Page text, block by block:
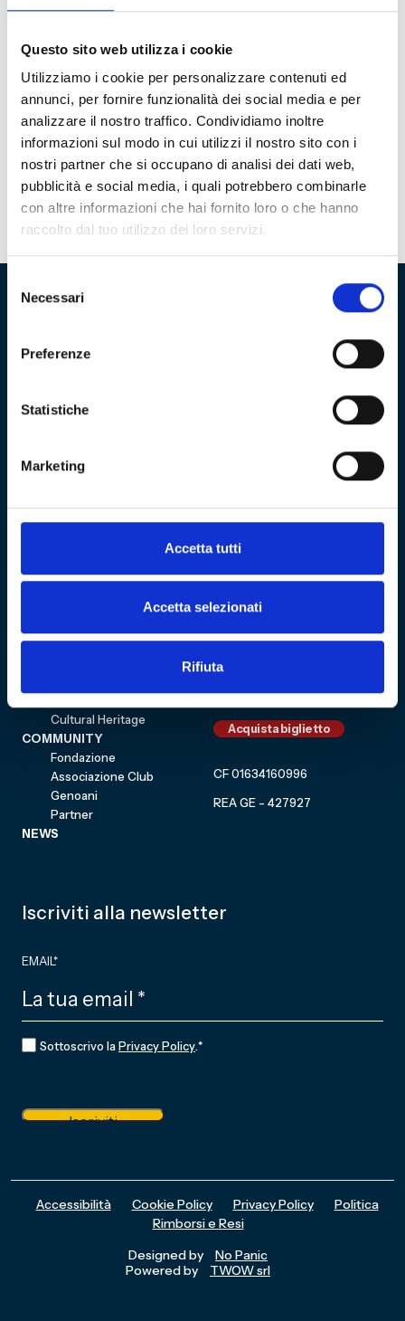
Questo sito web utilizza i cookie
Utilizziamo i cookie per personalizzare contenuti ed
annunci, per fornire funzionalità dei social media e per
analizzare il nostro traffico. Condividiamo inoltre
informazioni sul modo in cui utilizzi il nostro sito con i
nostri partner che si occupano di analisi dei dati web,
pubblicità e social media, i quali potrebbero combinarle
con altre informazioni che hai fornito loro o che hanno
raccolto dal tuo utilizzo dei loro servizi.
delNecessari
Preferenze
Statistiche
Marketing
Accetta tutti
Accetta selezionati
Rifiuta
Women e Sassuolo Femminile, in base a quel criterio il
perfetta parità – 3-1 all’andata e 1-3 al ritorno – e in
Nell’unico precedente tra Genoa Women e Juventus
Women le bianconere hanno vinto per 2-0 al
“Vittorio Pozzo” di Biella domenica 16 novembre 2025.
Come è riuscito con il pareggio contro
le Ducali a interrompere a quota cinque la serie delle
sconfitte consecutive, il Genoa Women nel
confronto con la squadra campione d’Italia si augura di
fare altrettanto con la «serie nera» di
quelle casalinghe.
Fondazione Genoa 1893 ETS
Via al Porto Antico 4 | 16128 Genova
info@fondazionegenoa.com
Mostre e percorsi
Cultural Heritage
COMMUNITY
Fondazione
Associazione Club
Genoani
Partner
NEWS
Education
Sostienici
Carrello
Sezione personale
Acquista biglietto
CF 01634160996
REA GE - 427927
Iscriviti alla newsletter
EMAIL*
CONSENSO*
Sottoscrivo laPrivacy Policy.*
Iscriviti
Accessibilità Cookie Policy Privacy Policy
Politica
Rimborsi e Resi
Designed by
No Panic
Powered by
TWOW srl